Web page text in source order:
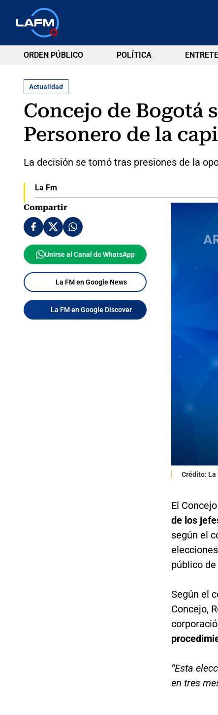
ORDEN PÚBLICO POLÍTICA
Actualidad
Concejo de Bogotá
Personero de la
La decisión se tomó tras presiones de la
La Fm
Compartir
Unirse al Canal de WhatsApp
La FM en Google News
La FM en Google Discover
Crédito: La
El
de los
según el
público
Según el
Concejo,
“Esta
en tres